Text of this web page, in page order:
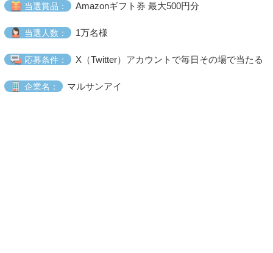
当選賞品： Amazonギフト券 最大500円分
当選人数： 1万名様
応募条件： X（Twitter）アカウントで毎日その場で当たる
企業名： マルサンアイ